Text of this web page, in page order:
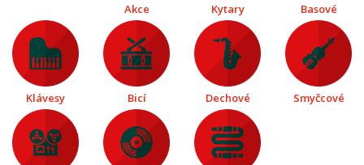
Akce Kytary Basové
Klávesy Bicí Dechové Smyčcové